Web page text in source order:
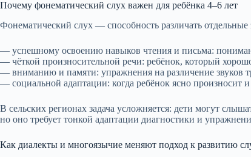
Почему фонематический слух важен для ребёнка 4–6 лет
Фонематический слух — способность различать отдельные
— успешному освоению навыков чтения и письма:
— чёткой произносительной речи: ребёнок, который
— вниманию и памяти: упражнения на различение звуков
— социальной адаптации: когда ребёнок ясно произносит
В сельских регионах задача усложняется: дети могут
но оно требует тонкой адаптации диагностики и
Как диалекты и многоязычие меняют подход к развитию